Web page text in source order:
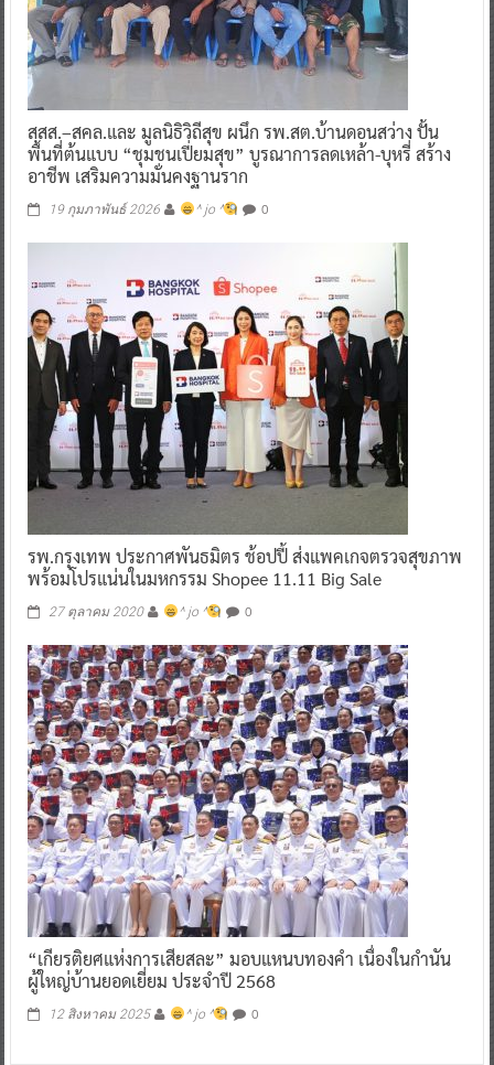
สสส.–สคล.และ มูลนิธิวิถีสุข ผนึก รพ.สต.บ้านดอนสว่าง ปั้น
พื้นที่ต้นแบบ “ชุมชนเปี่ยมสุข” บูรณาการลดเหล้า-บุหรี่ สร้าง
อาชีพ เสริมความมั่นคงฐานราก
19 กุมภาพันธ์ 2026 ^ jo ^ 0
รพ.กรุงเทพ ประกาศพันธมิตร ช้อปปี้ ส่งแพคเกจตรวจสุขภาพ
พร้อมโปรแน่นในมหกรรม Shopee 11.11 Big Sale
27 ตุลาคม 2020 ^ jo ^ 0
“เกียรติยศแห่งการเสียสละ” มอบแหนบทองคำ เนื่องในกำนัน
ผู้ใหญ่บ้านยอดเยี่ยม ประจำปี 2568
12 สิงหาคม 2025 ^ jo ^ 0